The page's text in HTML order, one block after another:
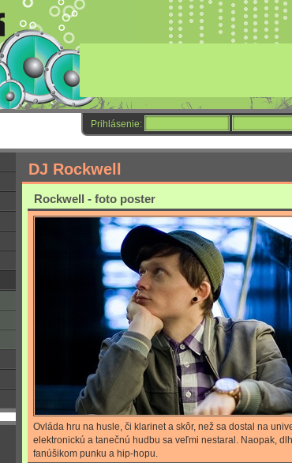
Prihlásenie:
DJ Rockwell
Rockwell - foto poster
Ovláda hru na husle, či klarinet a skôr, než sa dostal na
elektronickú a tanečnú hudbu sa veľmi nestaral. Naopak,
fanúšikom punku a hip-hopu.